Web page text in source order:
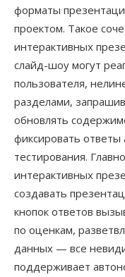
форматы
проектом. Такое
интерактивных
слайд-шоу могут
пользователя,
разделами,
обновлять
фиксировать
тестирования.
интерактивных
создавать
кнопок ответов
по оценкам,
данных — все
поддерживает